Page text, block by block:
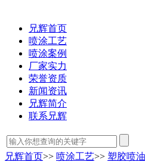
兄辉首页
喷涂工艺
喷涂案例
厂家实力
荣誉资质
新闻资讯
兄辉简介
联系兄辉
兄辉首页>> 喷涂工艺>> 塑胶喷油